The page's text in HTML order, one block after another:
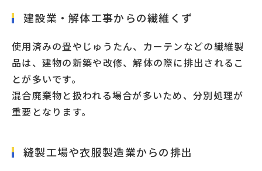
建設業・解体工事からの繊維くず
使用済みの畳やじゅうたん、カーテンなどの繊維製
品は、建物の新築や改修、解体の際に排出されるこ
とが多いです。
混合廃棄物と扱われる場合が多いため、分別処理が
重要となります。
縫製工場や衣服製造業からの排出